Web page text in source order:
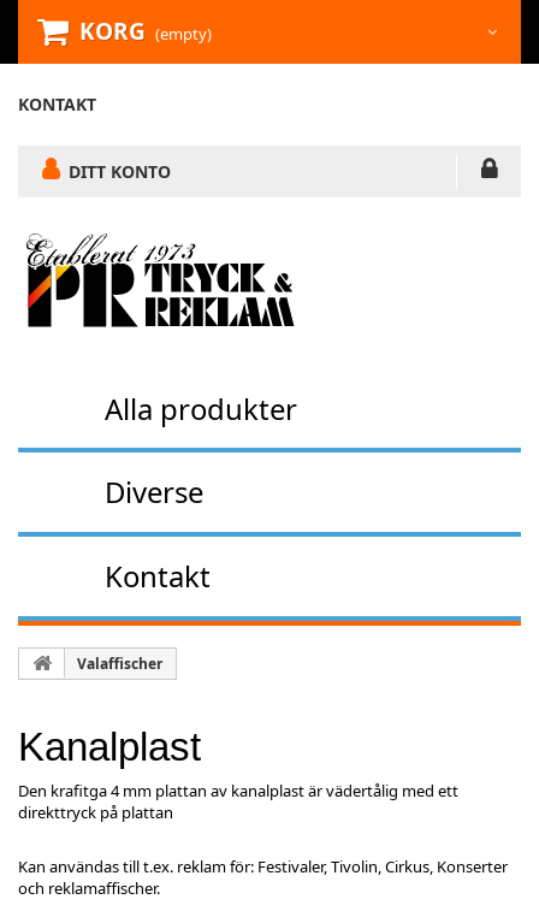
KORG (empty)
KONTAKT
DITT KONTO
Alla produkter
Diverse
Kontakt
Valaffischer
Kanalplast
Den krafitga 4 mm plattan av kanalplast är vädertålig med ett
direkttryck på plattan
Kan användas till t.ex. reklam för: Festivaler, Tivolin, Cirkus, Konserter
och reklamaffischer.